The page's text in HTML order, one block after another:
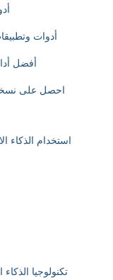
أدوات
أفضل
احصل على
استخدام الذكاء
تكنولوجيا